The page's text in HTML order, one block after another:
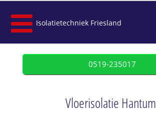
Isolatietechniek Friesland
0519-235017
Vloerisolatie Hantum